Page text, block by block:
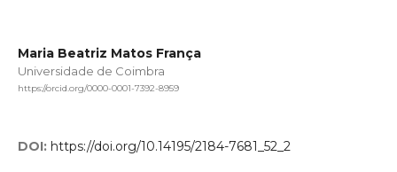
Maria Beatriz Matos França
Universidade de Coimbra
https://orcid.org/0000-0001-7392-8959
DOI: https://doi.org/10.14195/2184-7681_52_2